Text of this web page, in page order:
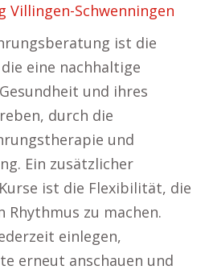
Villingen-Schwenningen
ist die
eine nachhaltige
und ihres
durch die
und
Ein zusätzlicher
ist die Flexibilität, die
Rhythmus zu machen.
einlegen,
erneut anschauen und